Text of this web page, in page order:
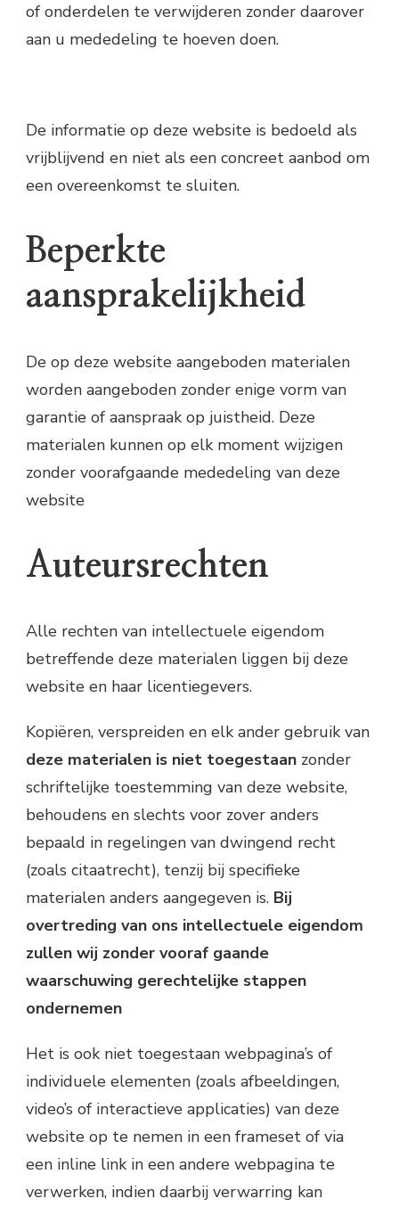
of onderdelen te verwijderen zonder daarover
aan u mededeling te hoeven doen.
De informatie op deze website is bedoeld als
vrijblijvend en niet als een concreet aanbod om
een overeenkomst te sluiten.
Beperkte
aansprakelijkheid
De op deze website aangeboden materialen
worden aangeboden zonder enige vorm van
garantie of aanspraak op juistheid. Deze
materialen kunnen op elk moment wijzigen
zonder voorafgaande mededeling van deze
website
Auteursrechten
Alle rechten van intellectuele eigendom
betreffende deze materialen liggen bij deze
website en haar licentiegevers.
Kopiëren, verspreiden en elk ander gebruik van
deze materialen is niet toegestaan zonder
schriftelijke toestemming van deze website,
behoudens en slechts voor zover anders
bepaald in regelingen van dwingend recht
(zoals citaatrecht), tenzij bij specifieke
materialen anders aangegeven is. Bij
overtreding van ons intellectuele eigendom
zullen wij zonder vooraf gaande
waarschuwing gerechtelijke stappen
ondernemen
Het is ook niet toegestaan webpagina’s of
individuele elementen (zoals afbeeldingen,
video’s of interactieve applicaties) van deze
website op te nemen in een frameset of via
een inline link in een andere webpagina te
verwerken, indien daarbij verwarring kan